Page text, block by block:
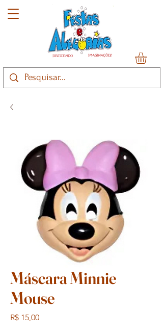
Máscara Minnie
Mouse
R$ 15,00Preço